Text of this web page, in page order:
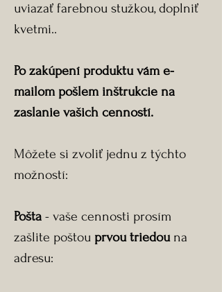
uviazať farebnou stužkou, doplniť
kvetmi..
Po zakúpení produktu vám e-
mailom pošlem inštrukcie na
zaslanie vašich cenností.
Môžete si zvoliť jednu z týchto
možností:
Pošta - vaše cennosti prosím
zašlite poštou prvou triedou na
adresu: